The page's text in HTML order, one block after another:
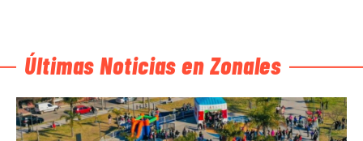
Últimas Noticias en Zonales